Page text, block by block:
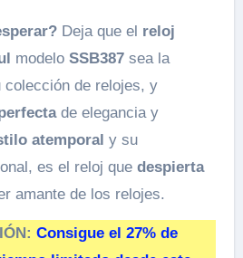
Deja que el reloj
modelo SSB387sea la
colección de relojes, y
de elegancia y
atemporal y su
es el reloj que despierta
amante de los relojes.
Consigue el 27% de